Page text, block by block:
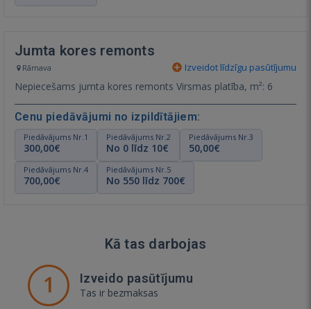
Jumta kores remonts
Rāmava Izveidot līdzīgu pasūtījumu
Nepiecešams jumta kores remonts Virsmas platība, m²: 6
Cenu piedāvājumi no izpildītājiem:
Piedāvājums Nr.1
300,00€
Piedāvājums Nr.2
No 0 līdz 10€
Piedāvājums Nr.3
50,00€
Piedāvājums Nr.4
700,00€
Piedāvājums Nr.5
No 550 līdz 700€
Kā tas darbojas
1 Izveido pasūtījumu
Tas ir bezmaksas